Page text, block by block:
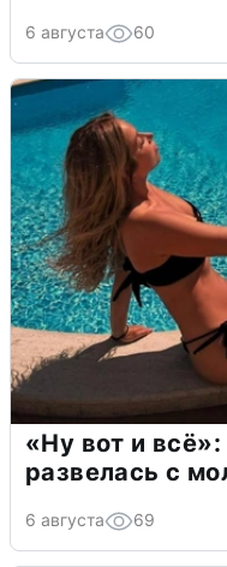
6 августа 60
«Ну вот и
развелась с
6 августа 69